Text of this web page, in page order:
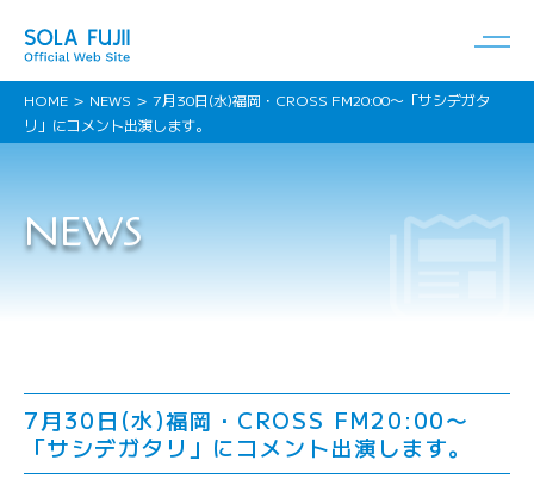
HOME NEWS
7月30日(水)福岡・CROSS FM20:00〜「サシデガタ
リ」にコメント出演します。
NEWS
7月30日(水)福岡・CROSS FM20:00〜
「サシデガタリ」にコメント出演します。